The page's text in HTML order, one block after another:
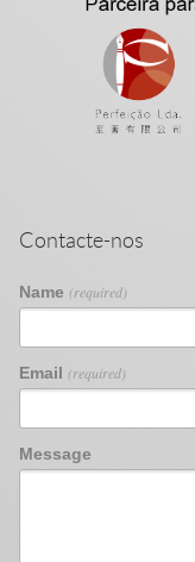
Contacte-nos
Name (required)
Email (required)
Message